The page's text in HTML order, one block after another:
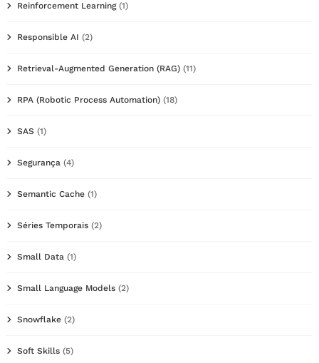
Reinforcement Learning(1)
Responsible AI (2)
Retrieval-Augmented Generation (RAG) (11)
RPA (Robotic Process Automation) (18)
SAS (1)
Segurança (4)
Semantic Cache (1)
Séries Temporais (2)
Small Data (1)
Small Language Models (2)
Snowflake (2)
Soft Skills (5)